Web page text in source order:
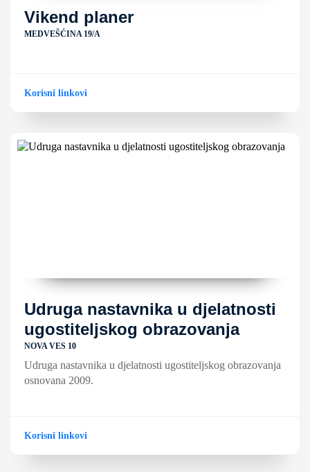
Vikend planer
MEDVEŠĆINA 19/A
Korisni linkovi
Udruga nastavnika u djelatnosti
ugostiteljskog obrazovanja
NOVA VES 10
Udruga nastavnika u djelatnosti ugostiteljskog obrazovanja
osnovana 2009.
Korisni linkovi